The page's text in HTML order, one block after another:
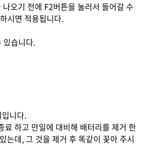
오기 전에 F2버튼을 눌러서 들어갈 수
시면 적용됩니다.
있습니다.
니다.
하고 만일에 대비해 배터리를 제거 한
는데, 그 것을 제거 후 똑같이 꽂아 주시